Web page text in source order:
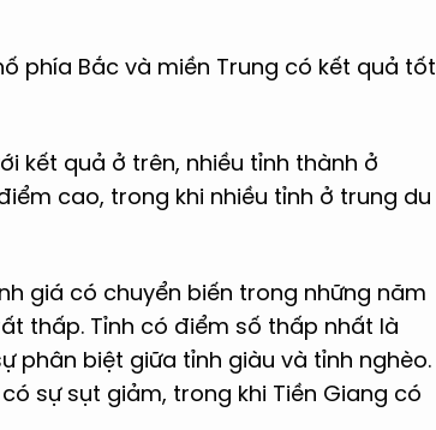
phía Bắc và miền Trung có kết quả tốt
kết quả ở trên, nhiều tỉnh thành ở
cao, trong khi nhiều tỉnh ở trung du
giá có chuyển biến trong những năm
thấp. Tỉnh có điểm số thấp nhất là
phân biệt giữa tỉnh giàu và tỉnh nghèo.
sự sụt giảm, trong khi Tiền Giang có